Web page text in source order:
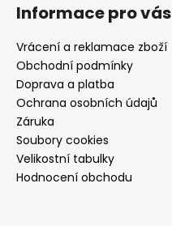
Informace pro vás
Vrácení a reklamace zboží
Obchodní podmínky
Doprava a platba
Ochrana osobních údajů
Záruka
Soubory cookies
Velikostní tabulky
Hodnocení obchodu